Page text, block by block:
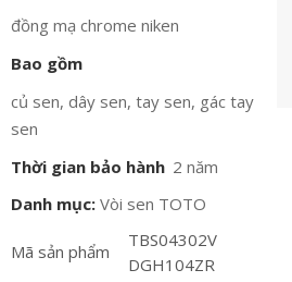
đồng mạ chrome niken
Bao gồm
củ sen, dây sen, tay sen, gác tay
sen
Thời gian bảo hành 2 năm
Danh mục: Vòi sen TOTO
Mã sản phẩm
TBS04302V
DGH104ZR